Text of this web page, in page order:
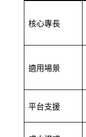
核心專長
適用場景
平台支援